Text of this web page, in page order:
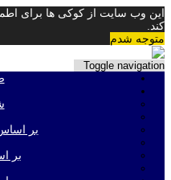
این وب سایت از کوکی ها برای
کند.
متوجه شدم
Toggle navigation
بر
بر